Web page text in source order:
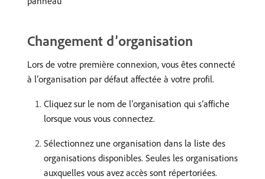
Changement dʼorganisation
Lors de votre première connexion, vous êtes connecté
à lʼorganisation par défaut affectée à votre profil.
Cliquez sur le nom de lʼorganisation qui sʼaffiche
lorsque vous vous connectez.
Sélectionnez une organisation dans la liste des
organisations disponibles. Seules les organisations
auxquelles vous avez accès sont répertoriées.